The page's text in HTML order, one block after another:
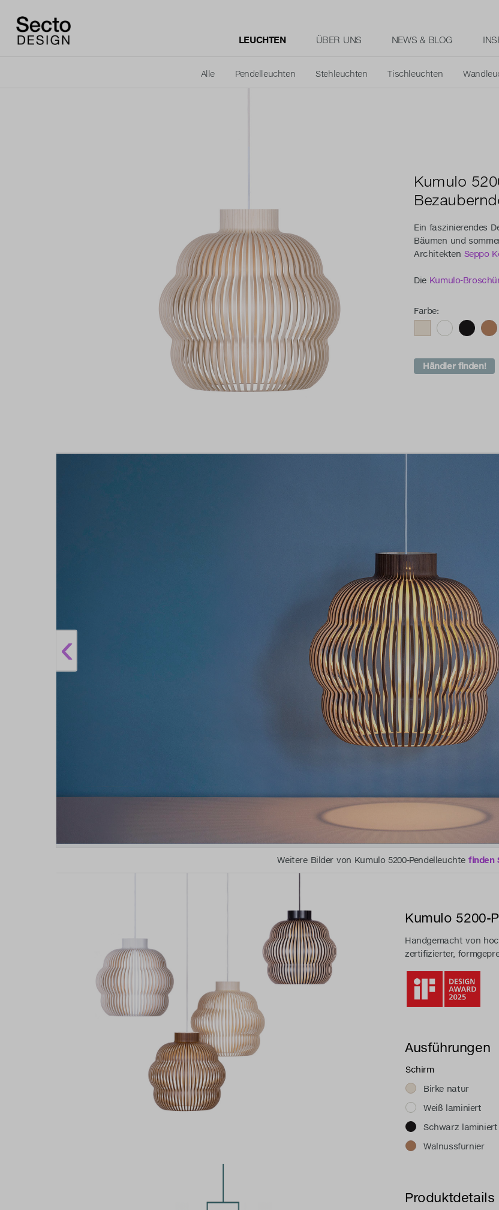
LEUCHTEN ÜBER UNS NEWS & BLOG
Alle Pendelleuchten Stehleuchten Tischleuchten
Kumulo
Ein faszinierendes
Bäumen und
Architekten Seppo
Die Kumulo-
Farbe:
Händler finden!
Weitere Bilder von Kumulo 5200-Pendelleuchte finden
Kumulo 5200-
Handgemacht von
zertifizierter,
Ausführungen
Schirm
Birke natur
Weiß laminiert
Schwarz laminiert
Walnussfurnier
Produktdetails